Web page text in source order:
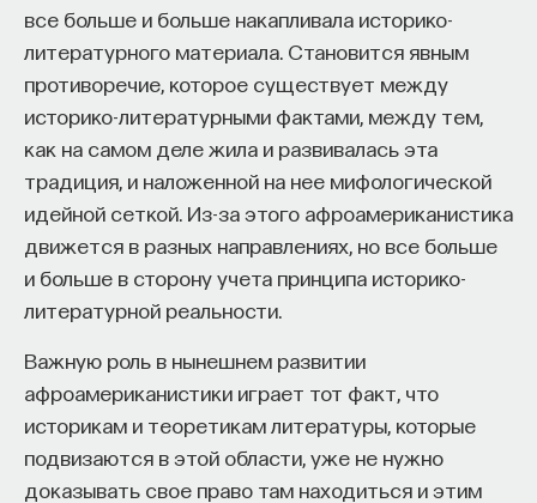
все больше и больше накапливала историко-
литературного материала. Становится явным
противоречие, которое существует между
историко-литературными фактами, между тем,
как на самом деле жила и развивалась эта
традиция, и наложенной на нее мифологической
идейной сеткой. Из-за этого афроамериканистика
движется в разных направлениях, но все больше
и больше в сторону учета принципа историко-
литературной реальности.
Важную роль в нынешнем развитии
афроамериканистики играет тот факт, что
историкам и теоретикам литературы, которые
подвизаются в этой области, уже не нужно
доказывать свое право там находиться и этим